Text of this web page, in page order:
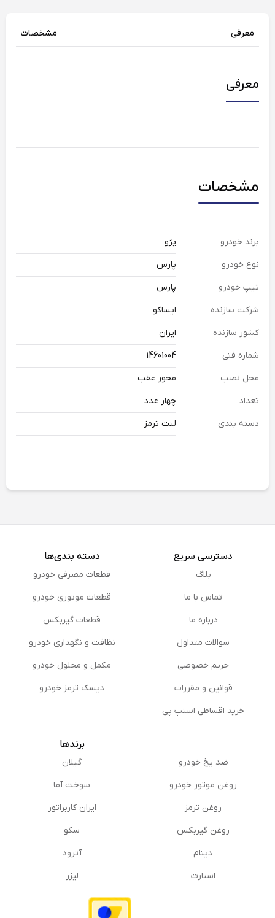
معرفی مشخصات
معرفی
مشخصات
برند خودرو
پژو
نوع خودرو
پارس
تیپ خودرو
پارس
شرکت سازنده
ایساکو
کشور سازنده
ایران
شماره فنی
14601004
محل نصب
محور عقب
تعداد
چهار عدد
دسته بندی
لنت ترمز
دسترسی سریع
بلاگ
تماس با ما
درباره ما
سوالات متداول
حریم خصوصی
قوانین و مقررات
خرید اقساطی اسنپ پی
دسته بندی‌ها
قطعات مصرفی خودرو
قطعات موتوری خودرو
قطعات گیربکس
نظافت و نگهداری خودرو
مكمل و محلول خودرو
دیسک ترمز خودرو
ضد یخ خودرو
روغن موتور خودرو
روغن ترمز
روغن گیربكس
دینام
استارت
برندها
گیلان
سوخت آما
ایران کاربراتور
سکو
آترود
لیزر